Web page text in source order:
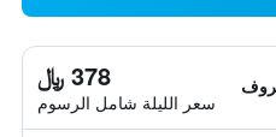
378 ﷼
سعر الليلة شامل الرسوم